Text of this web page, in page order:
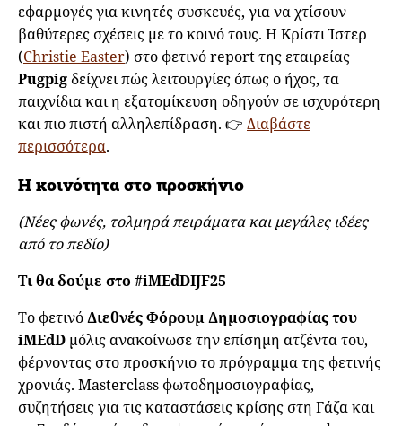
εφαρμογές για κινητές συσκευές, για να χτίσουν
βαθύτερες σχέσεις με το κοινό τους. Η Κρίστι Ίστερ
(Christie Easter) στο φετινό report της εταιρείας
Pugpigδείχνει πώς λειτουργίες όπως ο ήχος, τα
παιχνίδια και η εξατομίκευση οδηγούν σε ισχυρότερη
και πιο πιστή αλληλεπίδραση. 👉 Διαβάστε
περισσότερα.
Η κοινότητα στο προσκήνιο
(Νέες φωνές, τολμηρά πειράματα και μεγάλες ιδέες
από το πεδίο)
Τι θα δούμε στο #iMEdDIJF25
Το φετινόΔιεθνές Φόρουμ Δημοσιογραφίας του
iMEdD μόλις ανακοίνωσε την επίσημη ατζέντα του,
φέρνοντας στο προσκήνιο το πρόγραμμα της φετινής
χρονιάς. Masterclass φωτοδημοσιογραφίας,
συζητήσεις για τις καταστάσεις κρίσης στη Γάζα και